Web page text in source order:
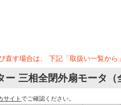
直す場合は、 下記「取扱い一覧か
ー 三相全閉外扇モータ
サイトでご確認ください。